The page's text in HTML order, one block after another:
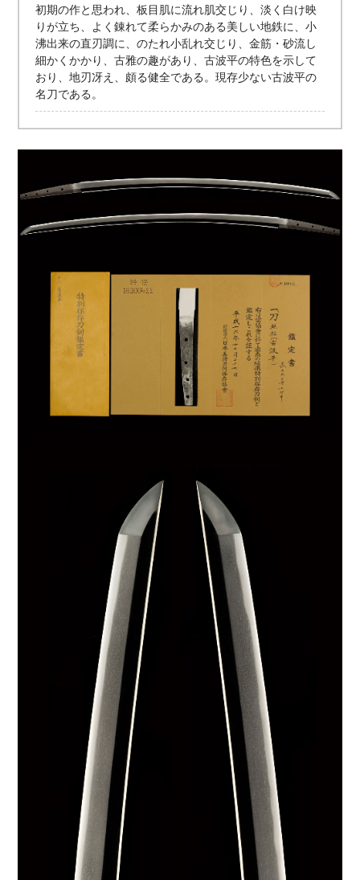
初期の作と思われ、板目肌に流れ肌交じり、淡く白け映
りが立ち、よく錬れて柔らかみのある美しい地鉄に、小
沸出来の直刃調に、のたれ小乱れ交じり、金筋・砂流し
細かくかかり、古雅の趣があり、古波平の特色を示して
おり、地刃冴え、頗る健全である。現存少ない古波平の
名刀である。